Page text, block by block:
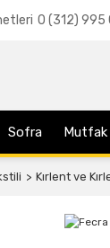
0 (312) 995
Sofra Mutfak
Kırlent ve